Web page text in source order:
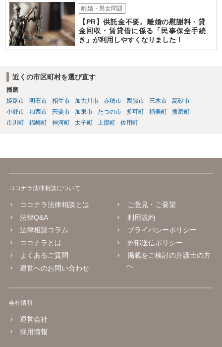
離婚・男女問題
【PR】供託金不要。離婚の慰謝料・貸
金回収・賃貸借に係る「民事保全手続
き」が利用しやすくなりました！
近くの市区町村を選び直す
播磨
姫路市
明石市 相生市 加古川市 赤穂市 西脇市 三木市
高砂市
小野市
加西市 宍粟市 加東市 たつの市 多可町 稲美町
播磨町
市川町
福崎町 神河町 太子町 上郡町 佐用町
ココナラ法律相談について
ココナラ法律相談とは
法律Q&A
法律相談コラム
ココナラとは
よくあるご質問
運営へのお問い合わせ
ご意見・ご要望
利用規約
プライバシーポリシー
外部送信ポリシー
掲載をご検討の弁護士の方
へ
会社情報
運営会社
採用情報